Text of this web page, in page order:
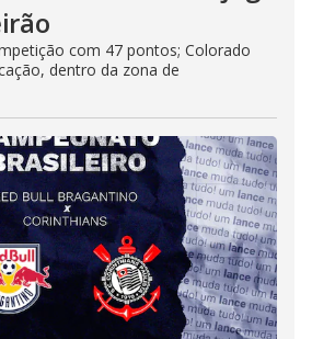
com 47 pontos; Colorado
dentro da zona de